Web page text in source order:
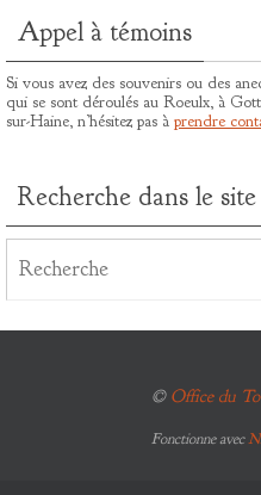
Appel à témoins
Si vous avez des souvenirs ou des
qui se sont déroulés au Roeulx, à
sur-Haine, n’hésitez pas à prendre
Recherche dans le site
© Office du
Fonctionne avec